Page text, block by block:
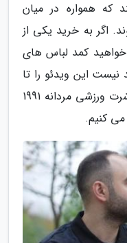
که همواره در میان
اگر به خرید یکی از
کمد لباس های
نیست این ویدئو را تا
خاتمه ببینید. ما در این ویدئو پولوشرت ورزشی مردانه 1991